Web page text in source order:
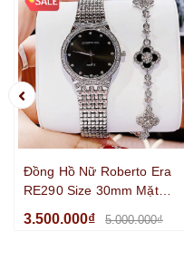
Đồng Hồ Nữ Roberto Era
RE290 Size 30mm Mặt
Đen Đính Đá Máy Pin
Thụy Dây Kim Loại Silver
3.500.000₫ 5.000.000₫